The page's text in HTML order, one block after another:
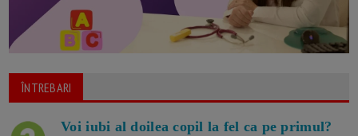
ÎNTREBARI
Voi iubi al doilea copil la fel ca pe primul?